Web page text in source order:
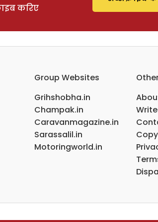
करिए
Group Websites
Grihshobha.in
Champak.in
Caravanmagazine.in
Sarassalil.in
Motoringworld.in